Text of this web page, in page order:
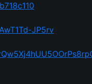
JP5rv